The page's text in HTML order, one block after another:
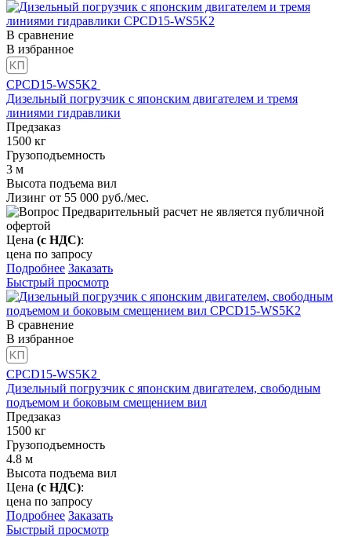
В сравнение
В избранное
CPCD15-WS5K2
Дизельный погрузчик с японским двигателем и тремя
линиями гидравлики
Предзаказ
1500 кг
Грузоподъемность
3 м
Высота подъема вил
Лизинг от 55 000 руб./мес.
Предварительный расчет не является публичной
офертой
Цена (с НДС):
цена по запросу
Подробнее Заказать
Быстрый просмотр
В сравнение
В избранное
CPCD15-WS5K2
Дизельный погрузчик с японским двигателем, свободным
подъемом и боковым смещением вил
Предзаказ
1500 кг
Грузоподъемность
4.8 м
Высота подъема вил
Цена (с НДС):
цена по запросу
Подробнее Заказать
Быстрый просмотр